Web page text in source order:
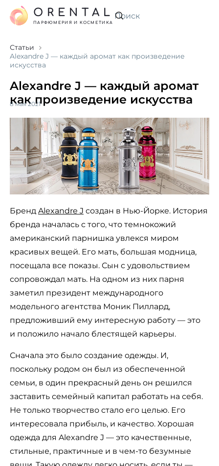
Искать
ORENTAL
ПАРФЮМЕРИЯ И КОСМЕТИКА
Статьи
Alexandre J — каждый аромат как произведение
искусства
Alexandre J — каждый аромат
как произведение искусства
8 мая 2021
Бренд Alexandre J создан в Нью-Йорке. История
бренда началась с того, что темнокожий
американский парнишка увлекся миром
красивых вещей. Его мать, большая модница,
посещала все показы. Сын с удовольствием
сопровождал мать. На одном из них парня
заметил президент международного
модельного агентства Моник Пиллард,
предложивший ему интересную работу — это
и положило начало блестящей карьеры.
Сначала это было создание одежды. И,
поскольку родом он был из обеспеченной
семьи, в один прекрасный день он решился
заставить семейный капитал работать на себя.
Не только творчество стало его целью. Его
интересовала прибыль, и качество. Хорошая
одежда для Alexandre J — это качественные,
стильные, практичные и в чем-то безумные